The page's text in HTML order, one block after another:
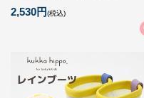
2,530円(税込)